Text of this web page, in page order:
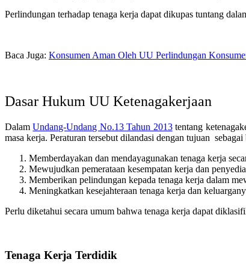
Perlindungan terhadap tenaga kerja dapat dikupas tuntang
Baca Juga: Konsumen Aman Oleh UU Perlindungan
Dasar Hukum UU Ketenagakerjaan
DalamUndang-Undang No.13 Tahun 2013tentang
masa kerja. Peraturan tersebut dilandasi dengan tujuan sebagai
Memberdayakan dan mendayagunakan tenaga kerja
Mewujudkan pemerataan kesempatan kerja dan
Memberikan pelindungan kepada tenaga kerja dalam
Meningkatkan kesejahteraan tenaga kerja dan
Perlu diketahui secara umum bahwa tenaga kerja dapat
Tenaga Kerja Terdidik